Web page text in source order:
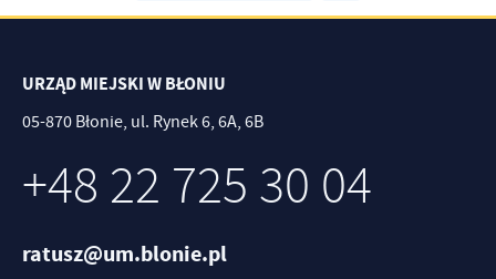
URZĄD MIEJSKI W BŁONIU
05-870 Błonie, ul. Rynek 6, 6A, 6B
+48 22 725 30 04
ratusz@um.blonie.pl